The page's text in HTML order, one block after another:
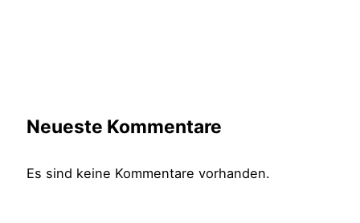
Neueste Kommentare
Es sind keine Kommentare vorhanden.